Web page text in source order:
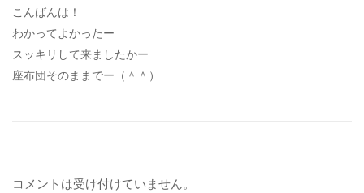
こんばんは！
わかってよかったー
スッキリして来ましたかー
座布団そのままでー（＾＾）
コメントは受け付けていません。